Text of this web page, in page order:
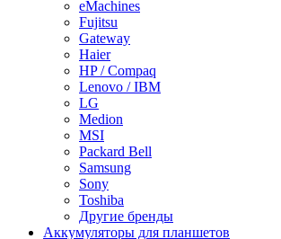
eMachines
Fujitsu
Gateway
Haier
HP / Compaq
Lenovo / IBM
LG
Medion
MSI
Packard Bell
Samsung
Sony
Toshiba
Другие бренды
Аккумуляторы для планшетов